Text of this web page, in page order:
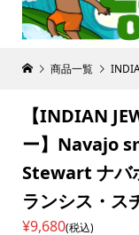
商品一覧
【INDIAN
ー】Navajo
Stewart ナバ
ランシス・ス
¥9,680(税込)